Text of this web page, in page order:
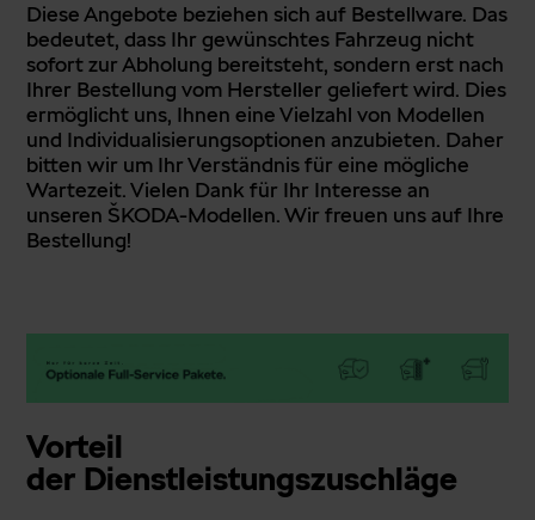
Diese Angebote beziehen sich auf Bestellware. Das
bedeutet, dass Ihr gewünschtes Fahrzeug nicht
sofort zur Abholung bereitsteht, sondern erst nach
Ihrer Bestellung vom Hersteller geliefert wird. Dies
ermöglicht uns, Ihnen eine Vielzahl von Modellen
und Individualisierungsoptionen anzubieten. Daher
bitten wir um Ihr Verständnis für eine mögliche
Wartezeit. Vielen Dank für Ihr Interesse an
unseren ŠKODA-Modellen. Wir freuen uns auf Ihre
Bestellung!
Vorteil
der Dienstleistungszuschläge